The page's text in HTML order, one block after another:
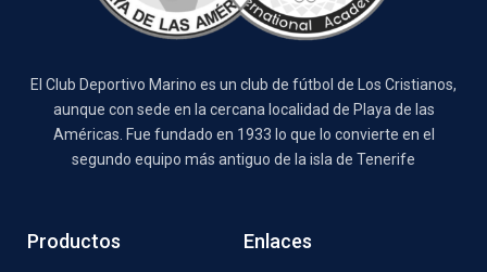
El Club Deportivo Marino es un club de fútbol de Los Cristianos,
aunque con sede en la cercana localidad de Playa de las
Américas. Fue fundado en 1933 lo que lo convierte en el
segundo equipo más antiguo de la isla de Tenerife
Productos Enlaces